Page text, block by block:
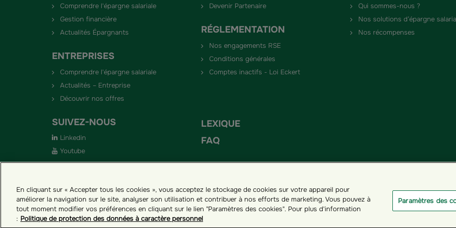
perspectives
Comprendre l'épargne salariale
Gestion financière
Actualités Épargnants
ENTREPRISES
Comprendre l'épargne salariale
Actualités – Entreprise
Découvrir nos offres
Devenir Partenaire
RÉGLEMENTATION
Nos engagements RSE
Conditions générales
Comptes inactifs - Loi Eckert
Qui sommes-nous ?
Nos solutions d’épargne
Nos récompenses
SUIVEZ-NOUS
Linkedin
Youtube
LEXIQUE
FAQ
Groupama ES Paramètres des cookies
En cliquant sur « Accepter tous les cookies », vous acceptez le stockage de cookies sur votre appareil pour
améliorer la navigation sur le site, analyser son utilisation et contribuer à nos efforts de marketing. Vous pouvez à
tout moment modifier vos préférences en cliquant sur le lien "Paramètres des cookies". Pour plus d'information
: Politique de protection des données à caractère personnel
Paramètres des